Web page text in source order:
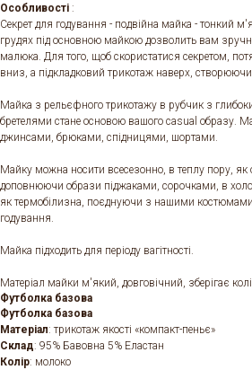
Особливості :
Секрет для годування - подвійна майка - тонкий
грудях під основною майкою дозволить вам
малюка. Для того, щоб скористатися секретом,
вниз, а підкладковий трикотаж наверх, створюючи
Майка з рельєфного трикотажу в рубчик з
бретелями стане основою вашого casual образу.
джинсами, брюками, спідницями, шортами.
Майку можна носити всесезонно, в теплу пору, як
доповнюючи образи піджаками, сорочками, в
як термобілизна, поєднуючи з нашими костюмами,
годування.
Майка підходить для періоду вагітності.
Матеріал майки м'який, довговічний, зберігає
Футболка базова
Футболка базова
Матеріал: трикотаж якості «компакт-пеньє»
Склад: 95% Бавовна 5% Еластан
Колір: молоко